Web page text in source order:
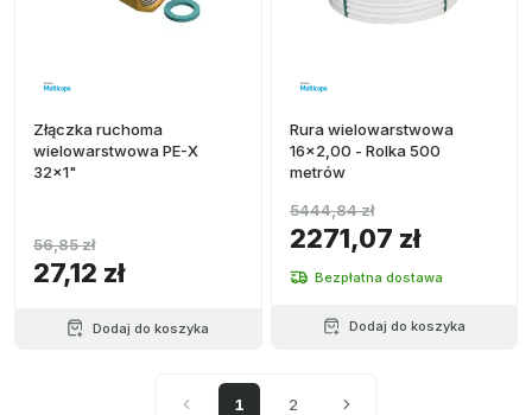
Złączka ruchoma
wielowarstwowa PE-X
32x1"
27,12 zł
56,85 zł
Dodaj do koszyka
Rura wielowarstwowa
16x2,00 - Rolka 500
metrów
2271,07 zł
5444,84 zł
Bezpłatna dostawa
Dodaj do koszyka
1 2